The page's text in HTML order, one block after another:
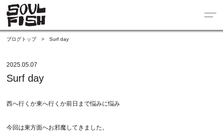
ブログトップ > Surf day
2025.05.07
Surf day
西へ行くか東へ行くか前日まで悩みに悩み
今回は東方面へお邪魔してきました。